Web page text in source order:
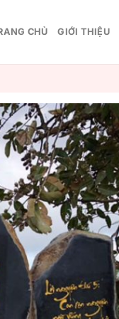
CHỦ GIỚI THIỆU